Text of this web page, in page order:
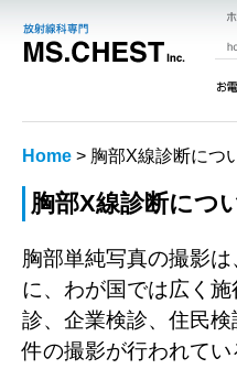
Home > 胸部X線診断につ
胸部X線診断につ
胸部単純写真の撮影
に、わが国では広く
診、企業検診、住民
件の撮影が行われて